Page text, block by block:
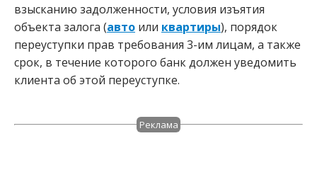
взысканию задолженности, условия изъятия
объекта залога (авто или квартиры), порядок
переуступки прав требования 3-им лицам, а также
срок, в течение которого банк должен уведомить
клиента об этой переуступке.
Реклама